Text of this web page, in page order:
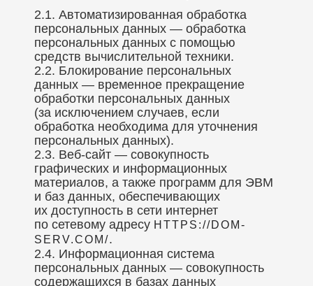
2.1. Автоматизированная обработка
персональных данных — обработка
персональных данных с помощью
средств вычислительной техники.
2.2. Блокирование персональных
данных — временное прекращение
обработки персональных данных
(за исключением случаев, если
обработка необходима для уточнения
персональных данных).
2.3. Веб-сайт — совокупность
графических и информационных
материалов, а также программ для ЭВМ
и баз данных, обеспечивающих
их доступность в сети интернет
по сетевому адресу HTTPS://DOM-
SERV.COM/.
2.4. Информационная система
персональных данных — совокупность
содержащихся в базах данных